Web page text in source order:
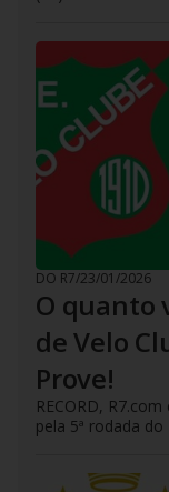
DO R7/23/01/2026
O quanto
de Velo
Prove!
RECORD,
pela 5ª rodada